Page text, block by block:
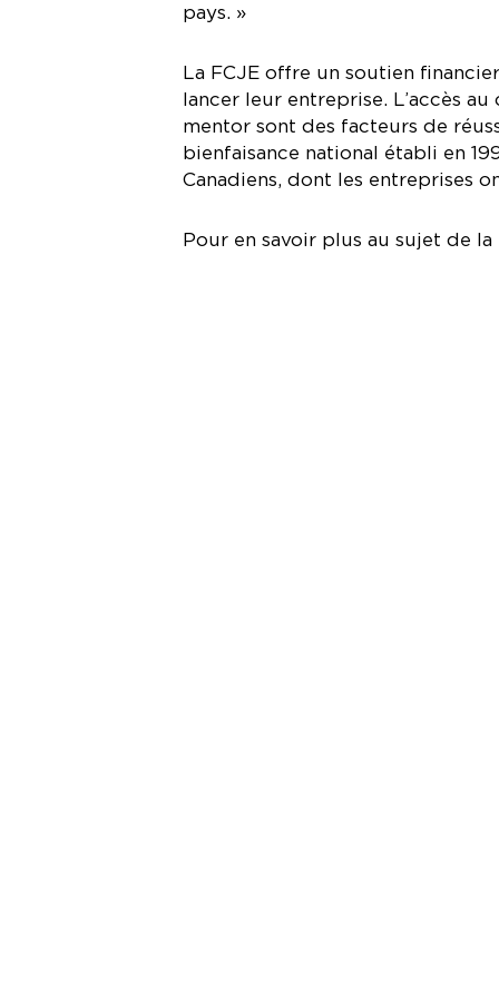
pays. »
La FCJE offre un soutien
lancer leur entreprise. L’accès
mentor sont des facteurs de
bienfaisance national établi en
Canadiens, dont les entreprises
Pour en savoir plus au sujet de